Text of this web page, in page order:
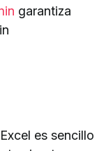
garantiza
es sencillo